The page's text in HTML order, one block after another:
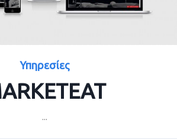
Υπηρεσίες
...